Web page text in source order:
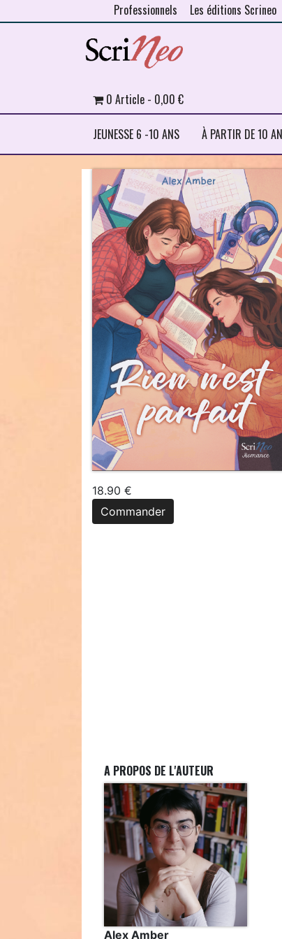
Professionnels Les éditions Scrineo
JEUNESSE 6 -10 ANS À PARTIR DE 10
0 Article 0,00 €
18.90 €
Commander
A PROPOS DE L'AUTEUR
Alex Amber